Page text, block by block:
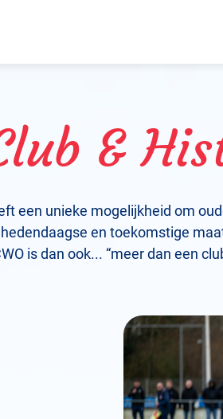
&
een unieke mogelijkheid om
en toekomstige
is dan ook... “meer dan een